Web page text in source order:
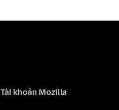
Tài khoản Mozilla